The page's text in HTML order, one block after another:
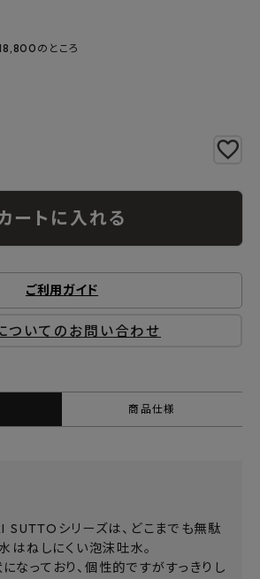
のところ
ートに入れる
ご利用ガイド
ついてのお問い合わせ
商品仕様
SUTTOシリーズは、どこまでも無駄
はねしにくい泡沫吐水。
なっており、個性的ですがすっきりし